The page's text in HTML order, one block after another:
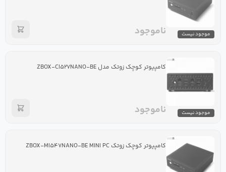
موجود نیست ناموجود
موجود نیست
کامپیوتر کوچک زوتک مدل ZBOX-CI۵۲۷NANO-BE
ناموجود
کامپیوتر کوچک زوتک ZBOX-MI۵۴۷NANO-BE MINI PC